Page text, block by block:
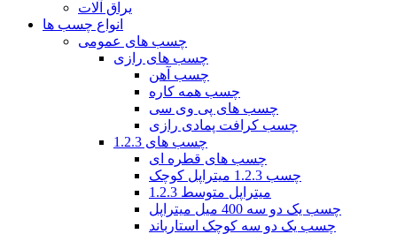
یراق آلات
انواع چسب ها
چسب های عمومی
چسب های رازی
چسب آهن
چسب همه کاره
چسب های پی وی سی
چسب کرافت پمادی رازی
چسب های 1.2.3
چسب های قطره ای
چسب 1.2.3 میتراپل کوچک
1.2.3 میتراپل متوسط
چسب یک دو سه 400 میل میتراپل
چسب یک دو سه کوچک استارباند